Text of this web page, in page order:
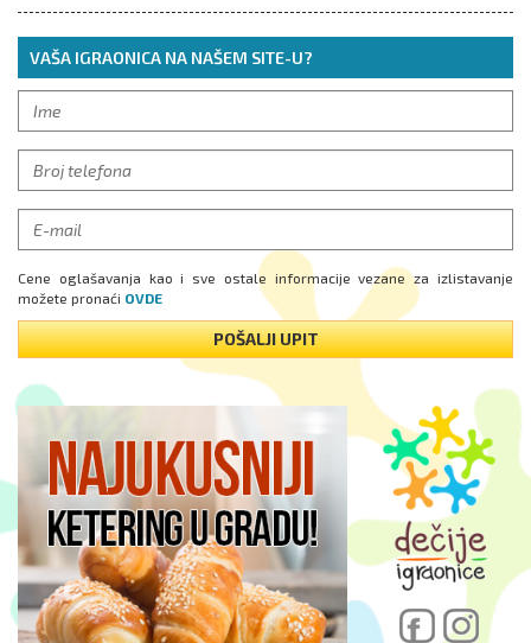
VAŠA IGRAONICA NA NAŠEM SITE-U?
Cene oglašavanja kao i sve ostale informacije vezane za izlistavanje
možete pronaći OVDE
POŠALJI UPIT